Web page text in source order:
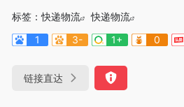
标签：快递物流
快递物流
1
3- 1+ 0
链接直达